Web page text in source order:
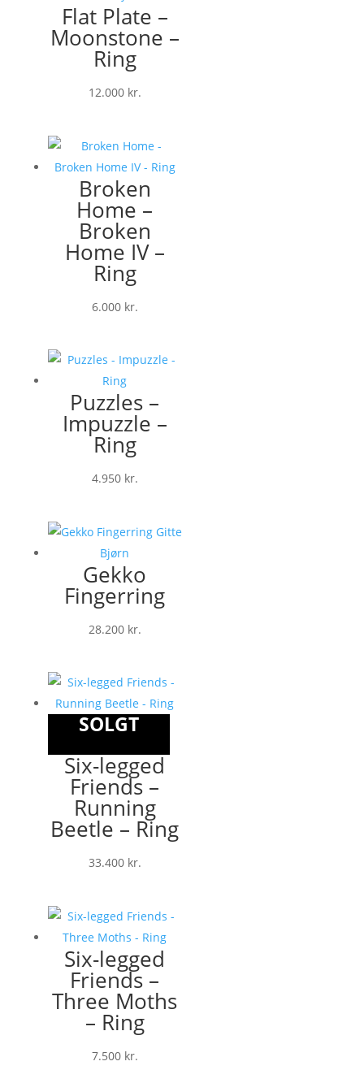
Flat Plate –
Moonstone –
Ring
12.000 kr.
Broken
Home –
Broken
Home IV –
Ring
6.000 kr.
Puzzles –
Impuzzle –
Ring
4.950 kr.
Gekko
Fingerring
28.200 kr.
SOLGT
Six-legged
Friends –
Running
Beetle – Ring
33.400 kr.
Six-legged
Friends –
Three Moths
– Ring
7.500 kr.